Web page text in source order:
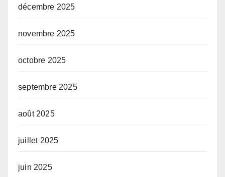
décembre 2025
novembre 2025
octobre 2025
septembre 2025
août 2025
juillet 2025
juin 2025